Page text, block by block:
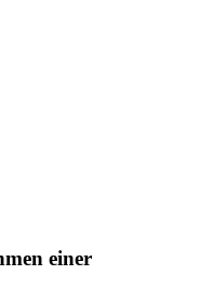
einer